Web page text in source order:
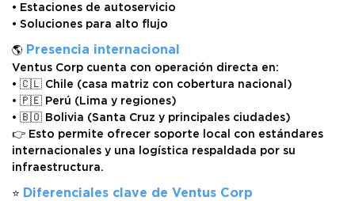
• Estaciones de autoservicio
• Soluciones para alto flujo
🌎 Presencia internacional
Ventus Corp cuenta con operación directa en:
• 🇨🇱 Chile (casa matriz con cobertura nacional)
• 🇵🇪 Perú (Lima y regiones)
• 🇧🇴 Bolivia (Santa Cruz y principales ciudades)
👉 Esto permite ofrecer soporte local con estándares
internacionales y una logística respaldada por su
infraestructura.
⭐ Diferenciales clave de Ventus Corp